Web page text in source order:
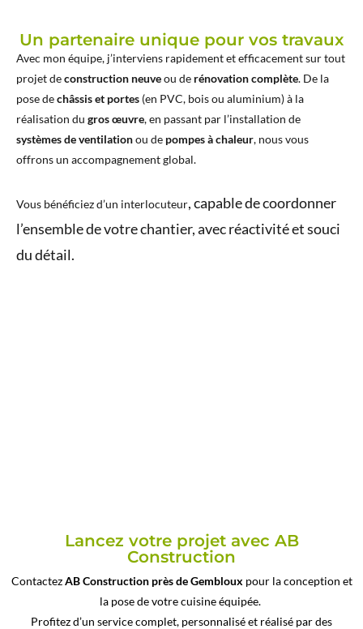
Un partenaire unique pour vos travaux
Avec mon équipe, j’interviens rapidement et efficacement sur tout
projet deconstruction neuveou de rénovation complète. De la
pose dechâssis et portes (en PVC, bois ou aluminium) à la
réalisation du gros œuvre, en passant par l’installation de
systèmes de ventilationou de pompes à chaleur, nous vous
offrons un accompagnement global.
Vous bénéficiez d’un interlocuteur, capable de coordonner
l’ensemble de votre chantier, avec réactivité et souci
du détail.
Lancez votre projet avec AB
Construction
ContactezAB Construction près de Gembloux pour la conception et
la pose de votre cuisine équipée.
Profitez d’un service complet, personnalisé et réalisé par des